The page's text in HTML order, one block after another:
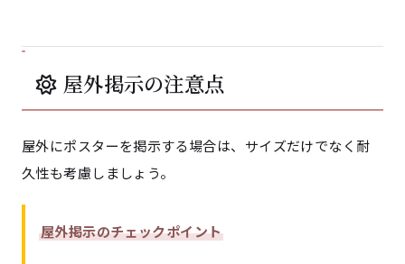
屋外掲示の注意点
屋外にポスターを掲示する場合は、サイズだけでなく耐
久性も考慮しましょう。
屋外掲示のチェックポイント